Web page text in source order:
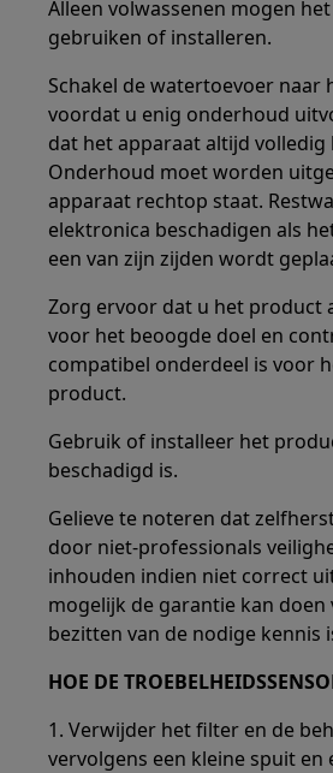
Alleen volwassenen mogen
gebruiken of installeren.
Schakel de watertoevoer naar
voordat u enig onderhoud
dat het apparaat altijd volledig
Onderhoud moet worden
apparaat rechtop staat.
elektronica beschadigen als
een van zijn zijden wordt
Zorg ervoor dat u het product
voor het beoogde doel en
compatibel onderdeel is voor
product.
Gebruik of installeer het
beschadigd is.
Gelieve te noteren dat
door niet-professionals
inhouden indien niet correct
mogelijk de garantie kan doen
bezitten van de nodige kennis
HOE DE
1. Verwijder het filter en de
vervolgens een kleine spuit en